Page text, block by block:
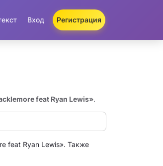
Вход Регистрация
feat Ryan Lewis».
feat Ryan Lewis». Также